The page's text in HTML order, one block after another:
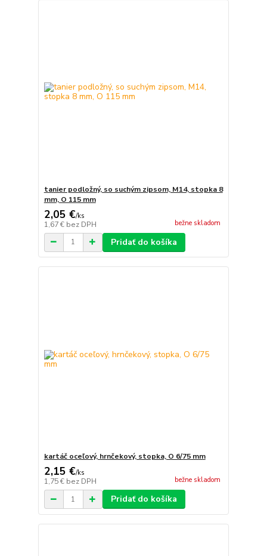
tanier podložný, so suchým zipsom, M14, stopka 8
mm, O 115 mm
2,05 €/ks
1,67 € bez DPH bežne skladom
Pridať do košíka
kartáč oceľový, hrnčekový, stopka, O 6/75 mm
2,15 €/ks
1,75 € bez DPH bežne skladom
Pridať do košíka